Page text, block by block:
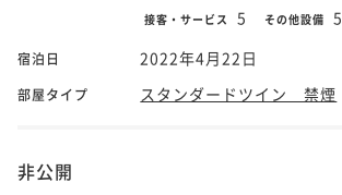
接客・サービス 5 その他設備 5
宿泊日 2022年4月22日
部屋タイプ スタンダードツイン 禁煙
非公開